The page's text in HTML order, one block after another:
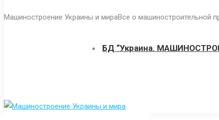
содержанию
Машиностроение Украины и мираВсе о машиностроительной
БД “Украина.